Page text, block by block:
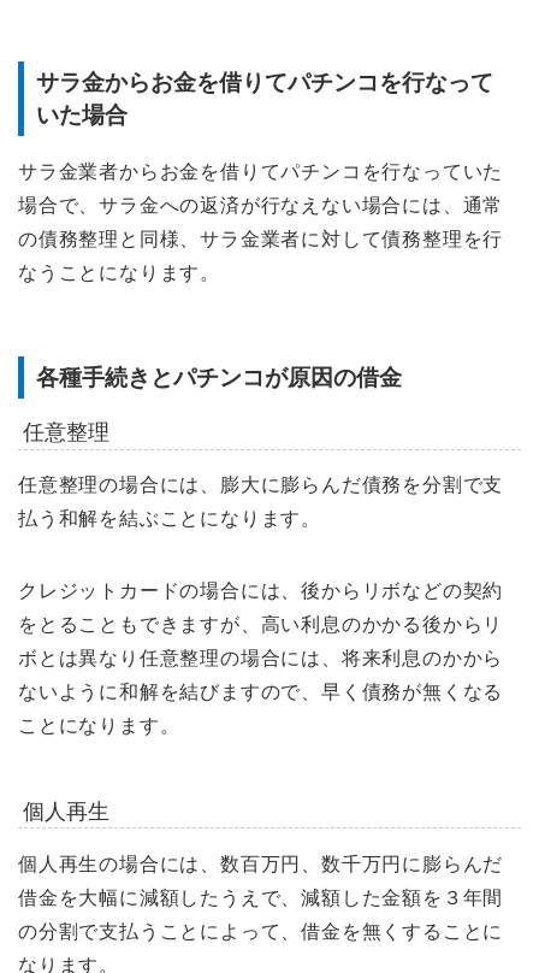
サラ金からお金を借りてパチンコを行なって
いた場合
サラ金業者からお金を借りてパチンコを行なっていた
場合で、サラ金への返済が行なえない場合には、通常
の債務整理と同様、サラ金業者に対して債務整理を行
なうことになります。
各種手続きとパチンコが原因の借金
任意整理
任意整理の場合には、膨大に膨らんだ債務を分割で支
払う和解を結ぶことになります。
クレジットカードの場合には、後からリボなどの契約
をとることもできますが、高い利息のかかる後からリ
ボとは異なり任意整理の場合には、将来利息のかから
ないように和解を結びますので、早く債務が無くなる
ことになります。
個人再生
個人再生の場合には、数百万円、数千万円に膨らんだ
借金を大幅に減額したうえで、減額した金額を３年間
の分割で支払うことによって、借金を無くすることに
なります。